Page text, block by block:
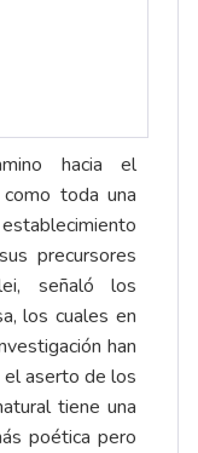
hacia el
toda una
precursores
señaló los
los cuales en
han
el aserto de los
tiene una
poética pero